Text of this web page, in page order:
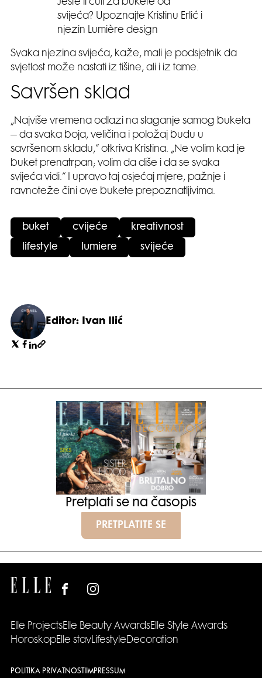
Jeste li čuli za bukete od
svijeća? Upoznajte Kristinu Erlić i
njezin Lumière design
Svaka njezina svijeća, kaže, mali je podsjetnik da
svjetlost može nastati iz tišine, ali i iz tame.
Savršen sklad
„Najviše vremena odlazi na slaganje samog buketa
– da svaka boja, veličina i položaj budu u
savršenom skladu,“ otkriva Kristina. „Ne volim kad je
buket prenatrpan; volim da diše i da se svaka
svijeća vidi.“ I upravo taj osjećaj mjere, pažnje i
ravnoteže čini ove bukete prepoznatljivima.
buket cvijeće kreativnost
lifestyle lumiere svijeće
Editor: Ivan Ilić
Pretplati se na časopis
PRETPLATITE SE
Elle ProjectsElle Beauty AwardsElle Style Awards
HoroskopElle stavLifestyleDecoration
POLITIKA PRIVATNOSTI IMPRESSUM